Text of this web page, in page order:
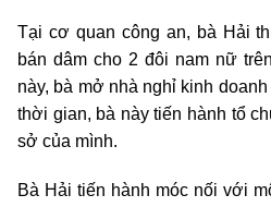
Tại cơ quan công an, bà Hải
bán dâm cho 2 đôi nam nữ
này, bà mở nhà nghỉ kinh
thời gian, bà này tiến hành tổ
sở của mình.
Bà Hải tiến hành móc nối với